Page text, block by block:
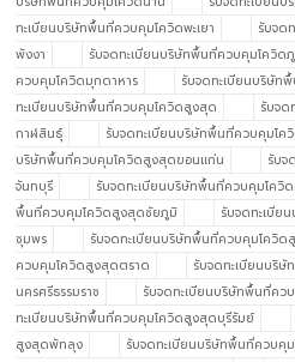
ทะเบียนบริษัทพื้นที่ควบคุมโควิดพะเยา
รับจด
พังงา
รับจดทะเบียนบริษัทพื้นที่ควบคุมโควิด
ควบคุมโควิดมุกดาหาร
รับจดทะเบียนบริษัท
ทะเบียนบริษัทพื้นที่ควบคุมโควิดสูงสุด
รับจ
กาฬสินธุ์
รับจดทะเบียนบริษัทพื้นที่ควบคุมโค
บริษัทพื้นที่ควบคุมโควิดสูงสุดขอนแก่น
รับจ
จันทบุรี
รับจดทะเบียนบริษัทพื้นที่ควบคุมโควิ
พื้นที่ควบคุมโควิดสูงสุดชัยภูมิ
รับจดทะเบีย
ชุมพร
รับจดทะเบียนบริษัทพื้นที่ควบคุมโควิด
ควบคุมโควิดสูงสุดตราด
รับจดทะเบียนบริ
นครศรีธรรมราช
รับจดทะเบียนบริษัทพื้นที่คว
ทะเบียนบริษัทพื้นที่ควบคุมโควิดสูงสุดบุรีรัมย์
สูงสุดพัทลุง
รับจดทะเบียนบริษัทพื้นที่ควบคุ